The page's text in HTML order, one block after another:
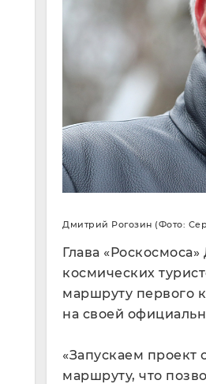
Дмитрий Рогозин (Фото:
Глава
космических
маршруту первого
на своей
«Запускаем проект
маршруту, что